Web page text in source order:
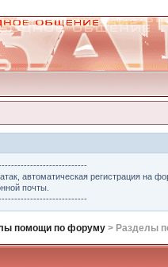
автоматическая регистрация на
почты.
помощи по форуму > Разделы